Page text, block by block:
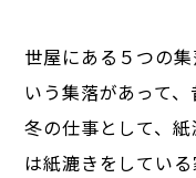
世屋にある５つの
いう集落があって
冬の仕事として、
は紙漉きをしてい